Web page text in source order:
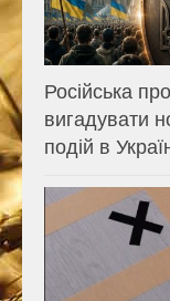
Російська
вигадувати
подій в